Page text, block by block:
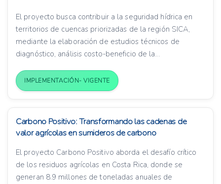
El proyecto busca contribuir a la seguridad hídrica en
territorios de cuencas priorizadas de la región SICA,
mediante la elaboración de estudios técnicos de
diagnóstico, análisis costo-beneficio de la...
IMPLEMENTACIÓN- VIGENTE
Carbono Positivo: Transformando las cadenas de
valor agrícolas en sumideros de carbono
El proyecto Carbono Positivo aborda el desafío crítico
de los residuos agrícolas en Costa Rica, donde se
generan 8.9 millones de toneladas anuales de